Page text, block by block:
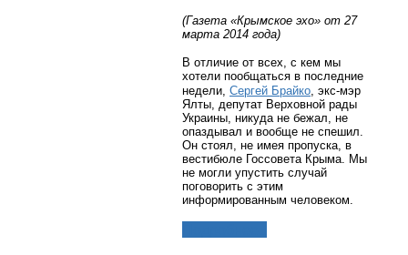
(Газета «Крымское эхо» от 27
марта 2014 года)
В отличие от всех, с кем мы
хотели пообщаться в последние
недели, Сергей Брайко, экс-мэр
Ялты, депутат Верховной рады
Украины, никуда не бежал, не
опаздывал и вообще не спешил.
Он стоял, не имея пропуска, в
вестибюле Госсовета Крыма. Мы
не могли упустить случай
поговорить с этим
информированным человеком.